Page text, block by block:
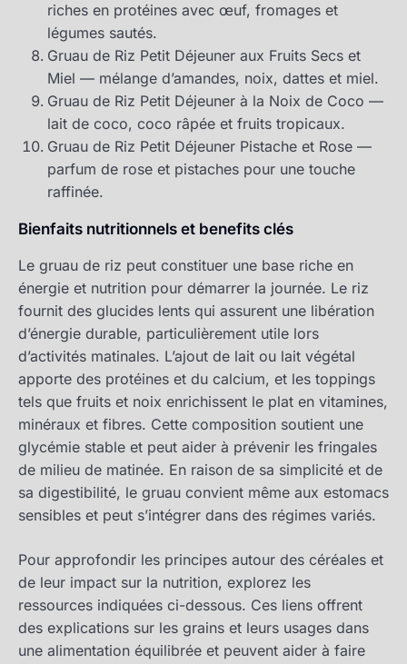
riches en protéines avec œuf, fromages et
légumes sautés.
Gruau de Riz Petit Déjeuner aux Fruits Secs et
Miel — mélange d’amandes, noix, dattes et miel.
Gruau de Riz Petit Déjeuner à la Noix de Coco —
lait de coco, coco râpée et fruits tropicaux.
Gruau de Riz Petit Déjeuner Pistache et Rose —
parfum de rose et pistaches pour une touche
raffinée.
Bienfaits nutritionnels et benefits clés
Le gruau de riz peut constituer une base riche en
énergie et nutrition pour démarrer la journée. Le riz
fournit des glucides lents qui assurent une libération
d’énergie durable, particulièrement utile lors
d’activités matinales. L’ajout de lait ou lait végétal
apporte des protéines et du calcium, et les toppings
tels que fruits et noix enrichissent le plat en vitamines,
minéraux et fibres. Cette composition soutient une
glycémie stable et peut aider à prévenir les fringales
de milieu de matinée. En raison de sa simplicité et de
sa digestibilité, le gruau convient même aux estomacs
sensibles et peut s’intégrer dans des régimes variés.
Pour approfondir les principes autour des céréales et
de leur impact sur la nutrition, explorez les
ressources indiquées ci-dessous. Ces liens offrent
des explications sur les grains et leurs usages dans
une alimentation équilibrée et peuvent aider à faire